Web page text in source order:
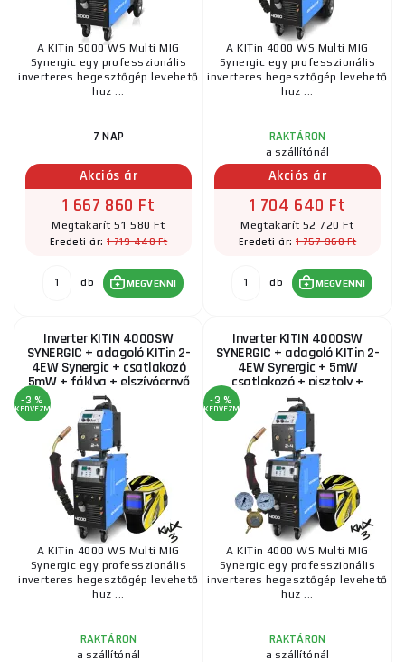
A KITin 5000 WS Multi MIG
Synergic egy professzionális
inverteres hegesztőgép levehető
huz ...
7 NAP
Akciós ár
1 667 860 Ft
Megtakarít 51 580 Ft
Eredeti ár: 1 719 440 Ft
db MEGVENNI
A KITin 4000 WS Multi MIG
Synergic egy professzionális
inverteres hegesztőgép levehető
huz ...
RAKTÁRON
a szállítónál
Akciós ár
1 704 640 Ft
Megtakarít 52 720 Ft
Eredeti ár: 1 757 360 Ft
db MEGVENNI
Inverter KITIN 4000SW
SYNERGIC + adagoló KITin 2-
4EW Synergic + csatlakozó
5mW + fáklya + elszívóernyő
-3 %
KEDVEZMÉNY
A KITin 4000 WS Multi MIG
Synergic egy professzionális
inverteres hegesztőgép levehető
huz ...
RAKTÁRON
a szállítónál
Inverter KITIN 4000SW
SYNERGIC + adagoló KITin 2-
4EW Synergic + 5mW
csatlakozó + pisztoly +
burkolat + visszacsapó...
-3 %
KEDVEZMÉNY
A KITin 4000 WS Multi MIG
Synergic egy professzionális
inverteres hegesztőgép levehető
huz ...
RAKTÁRON
a szállítónál